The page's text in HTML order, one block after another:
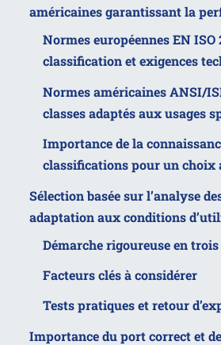
américaines garantissant la
Normes européennes EN ISO
classification et exigences
Normes américaines ANSI/
classes adaptés aux usages
Importance de la
classifications pour un choix
Sélection basée sur l’analyse
adaptation aux conditions
Démarche rigoureuse en trois
Facteurs clés à considérer
Tests pratiques et retour
Importance du port correct et